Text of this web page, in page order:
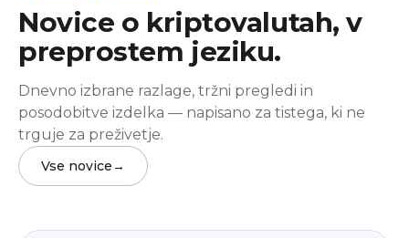
Novice o kriptovalutah, v
preprostem jeziku.
Dnevno izbrane razlage, tržni pregledi in
posodobitve izdelka — napisano za tistega, ki ne
trguje za preživetje.
Vse novice→